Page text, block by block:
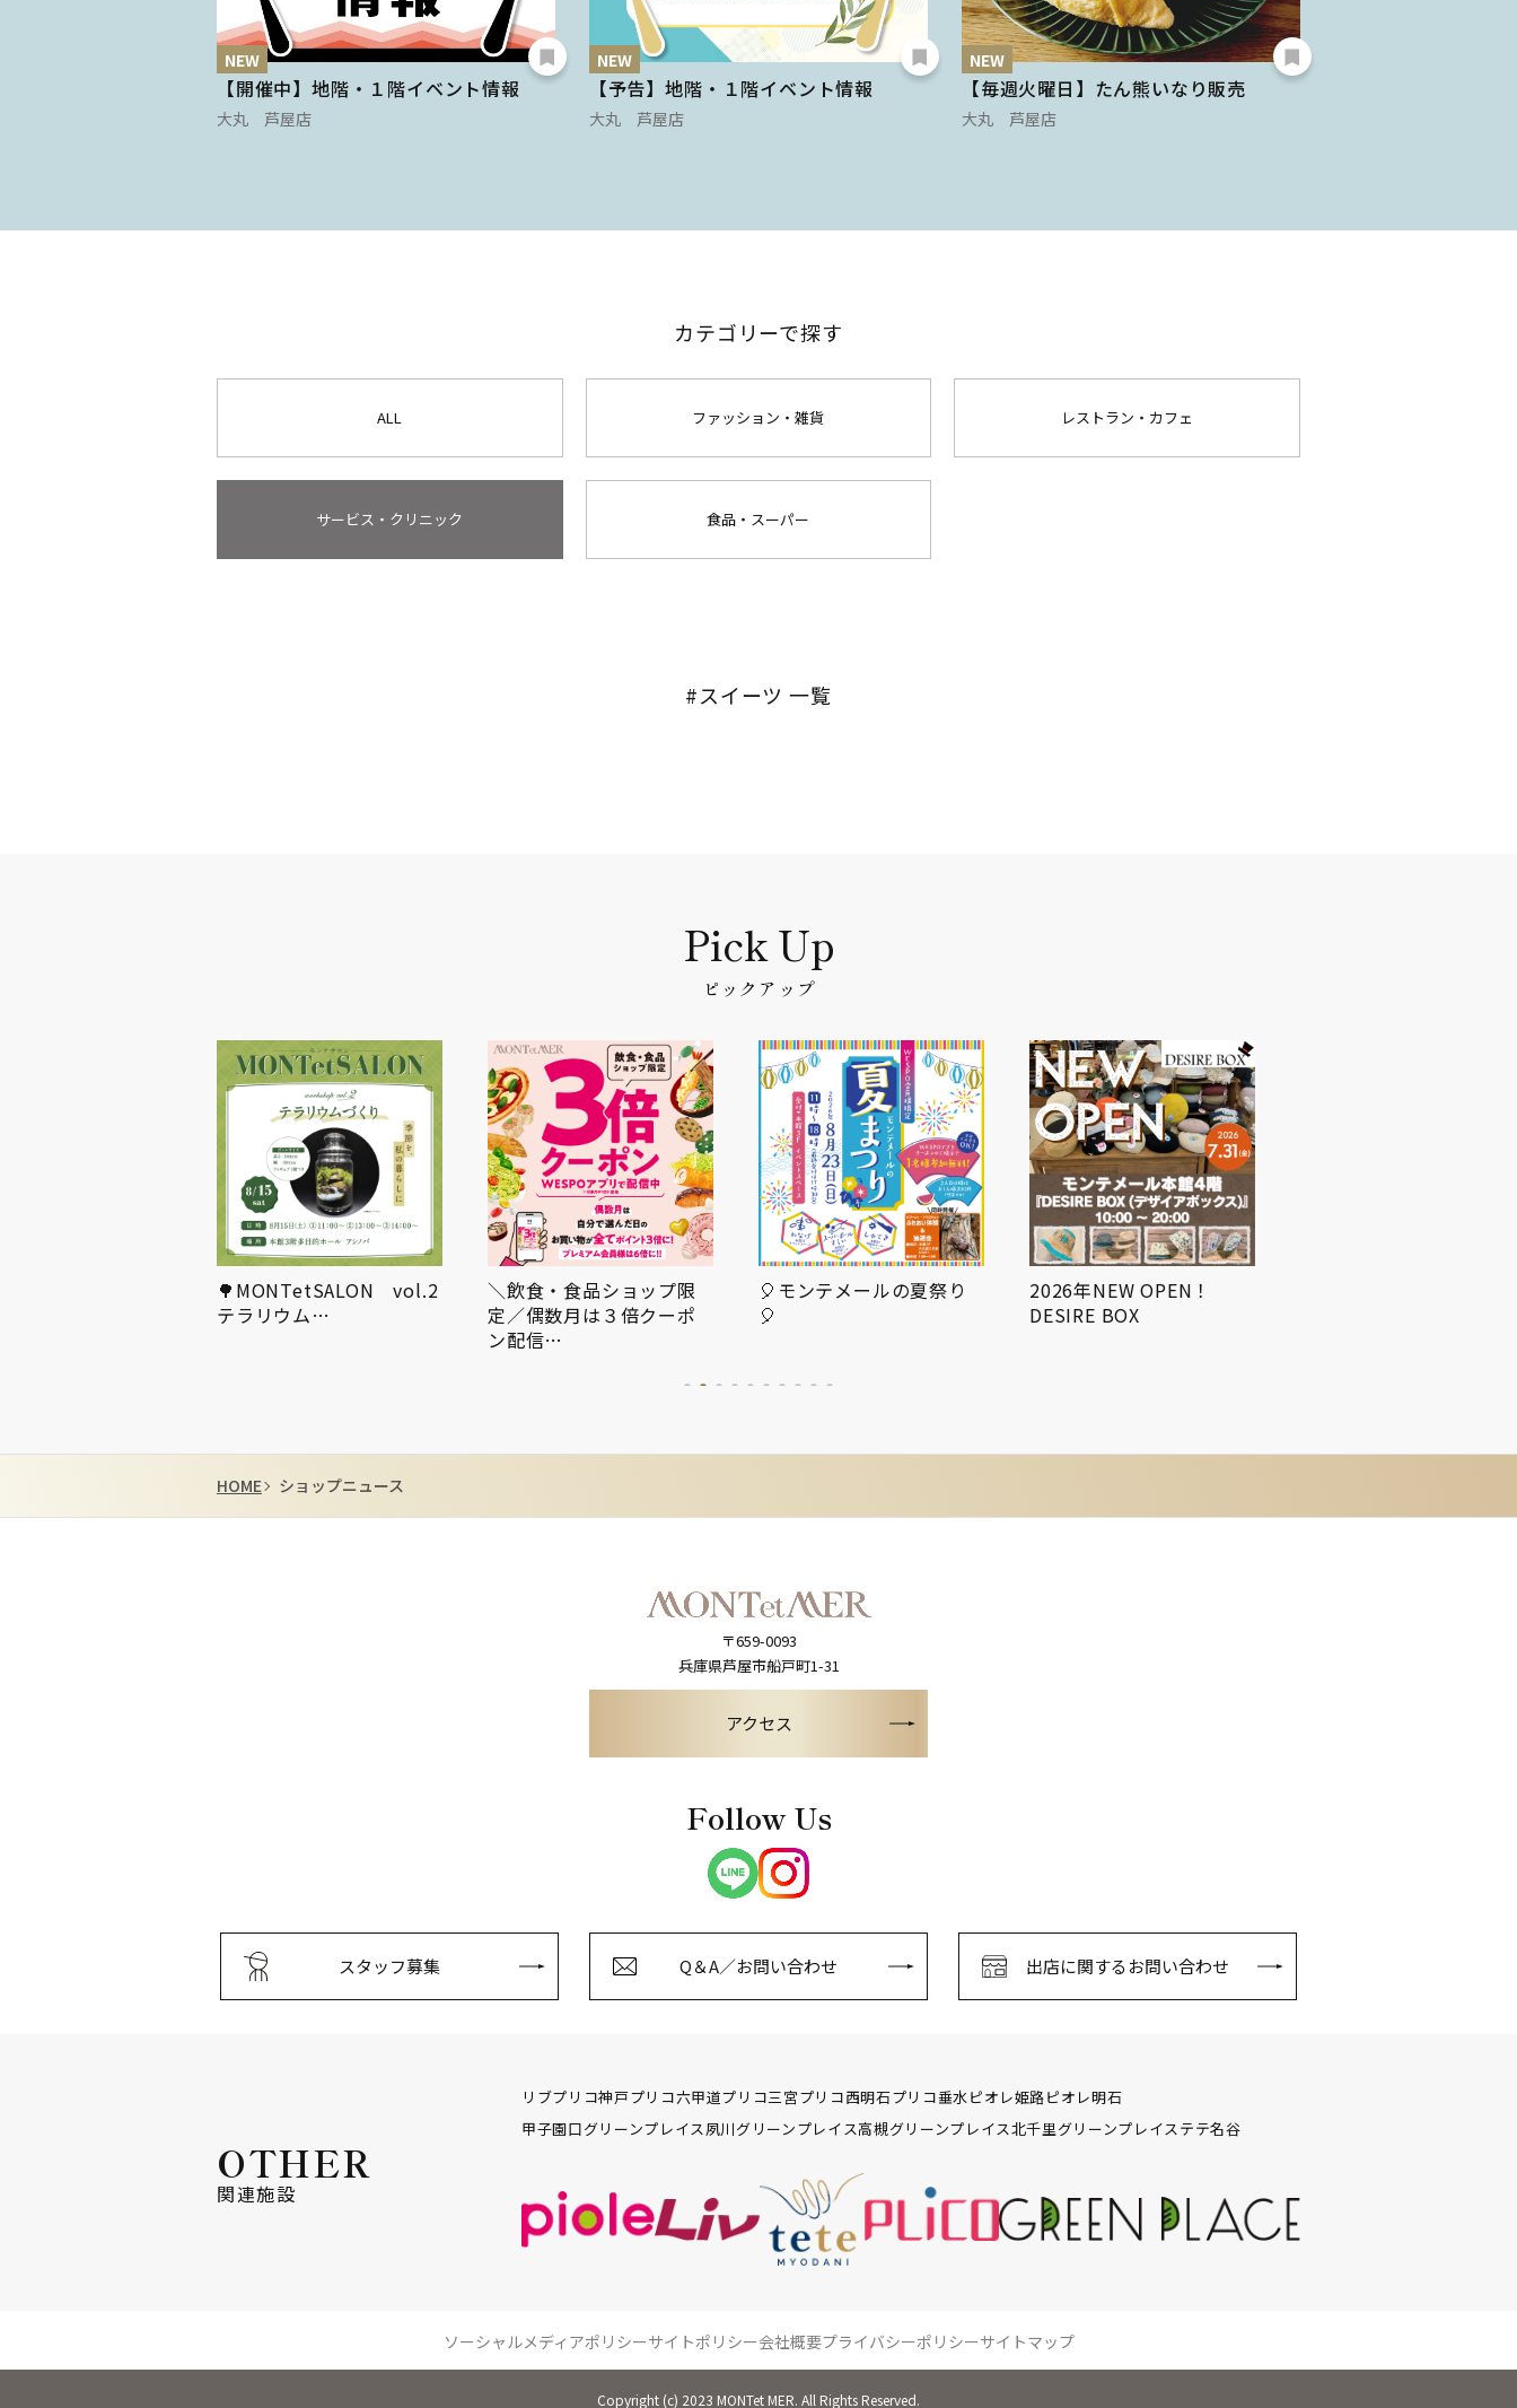
NEW
【開催中】地階・１階イベント情報
大丸 芦屋店
NEW
【予告】地階・１階イベント情報
大丸 芦屋店
NEW
【毎週火曜日】たん熊いなり販売
大丸 芦屋店
カテゴリーで探す
ALL ファッション・雑貨 レストラン・カフェ
サービス・クリニック 食品・スーパー
#スイーツ 一覧
ピックアップ
🌳MONTetSALON vol.2
テラリウム…
＼飲食・食品ショップ限
定／偶数月は３倍クーポ
ン配信…
🎈モンテメールの夏祭り
🎈
2026年NEW OPEN！
DESIRE BOX
HOME ショップニュース
〒659-0093
兵庫県芦屋市船戸町1-31
アクセス
Follow Us
スタッフ募集 Q＆A／お問い合わせ 出店に関するお問い合わせ
OTHER
関連施設
リブプリコ神戸プリコ六甲道プリコ三宮プリコ西明石プリコ垂水 ピオレ姫路ピオレ明石
甲子園口グリーンプレイス 夙川グリーンプレイス高槻グリーンプレイス北千里グリーンプレイス テテ名谷
ソーシャルメディアポリシーサイトポリシー会社概要プライバシーポリシーサイトマップ
Copyright (c) 2023 MONTet MER. All Rights Reserved.